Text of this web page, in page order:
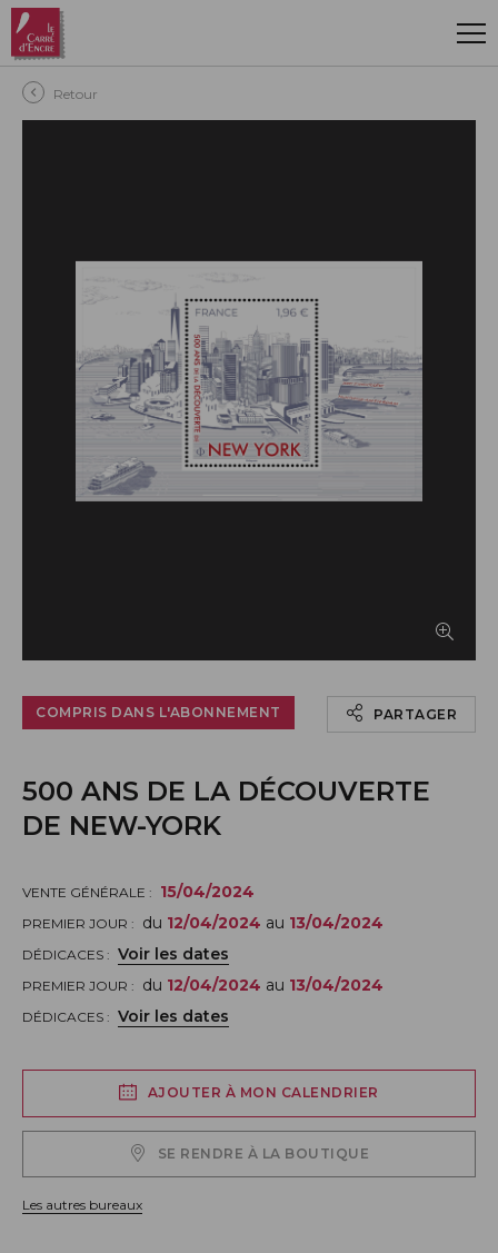
Aller au contenu principal
Retour
COMPRIS DANS L'ABONNEMENT PARTAGER
500 ANS DE LA DÉCOUVERTE
DE NEW-YORK
VENTE GÉNÉRALE : 15/04/2024
PREMIER JOUR : du 12/04/2024 au 13/04/2024
DÉDICACES : Voir les dates
PREMIER JOUR : du 12/04/2024 au 13/04/2024
DÉDICACES : Voir les dates
AJOUTER À MON CALENDRIER
SE RENDRE À LA BOUTIQUE
Les autres bureaux